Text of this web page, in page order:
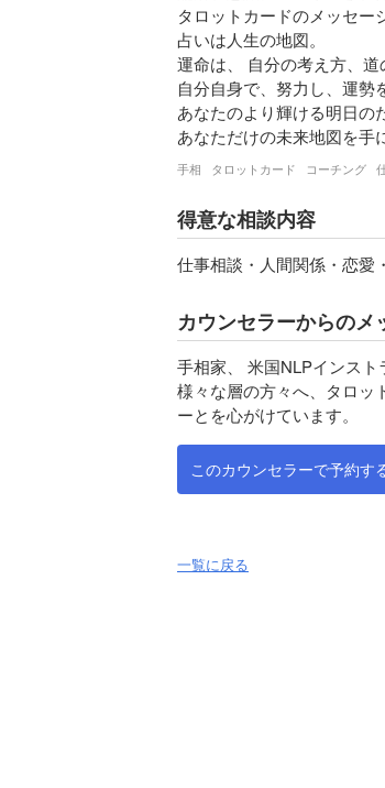
タロットカードのメッセー
占いは人生の地図。
運命は、 自分の考え方、道
自分自身で、努力し、運勢
あなたのより輝ける明日の
あなただけの未来地図を手
手相 タロットカード コーチング
得意な相談内容
仕事相談・人間関係・恋愛
カウンセラーからのメ
手相家、 米国NLPインスト
様々な層の方々へ、タロッ
ーとを心がけています。
このカウンセラーで予約す
一覧に戻る